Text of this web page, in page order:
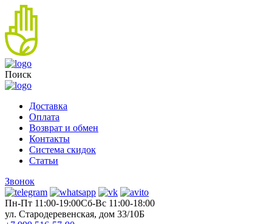
Поиск
Доставка
Оплата
Возврат и обмен
Контакты
Система скидок
Статьи
Звонок
Пн-Пт 11:00-19:00Cб-Вс 11:00-18:00
ул. Стародеревенская, дом 33/10Б